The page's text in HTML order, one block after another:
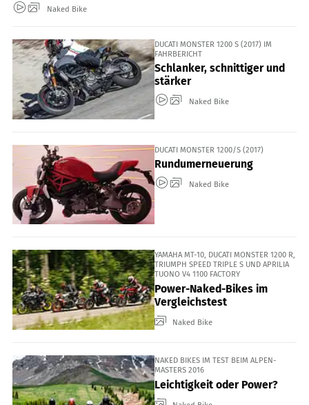
Naked Bike
DUCATI MONSTER 1200 S (2017) IM
FAHRBERICHT
Schlanker, schnittiger und
stärker
Naked Bike
DUCATI MONSTER 1200/S (2017)
Rundumerneuerung
Naked Bike
YAMAHA MT-10, DUCATI MONSTER 1200 R,
TRIUMPH SPEED TRIPLE S UND APRILIA
TUONO V4 1100 FACTORY
Power-Naked-Bikes im
Vergleichstest
Naked Bike
NAKED BIKES IM TEST BEIM ALPEN-
MASTERS 2016
Leichtigkeit oder Power?